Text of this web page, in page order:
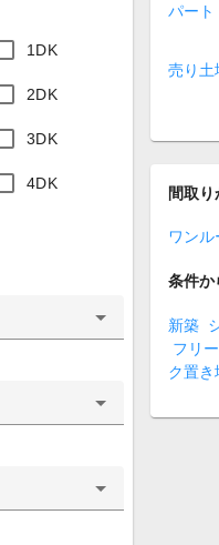
1DK
2DK
3DK
4DK
パート
売り土
間取
ワンル
条件か
新築
フリ
ク置き